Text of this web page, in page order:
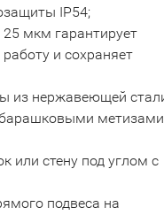
IP54;
мкм гарантирует
и сохраняет
из нержавеющей
или стену под углом с
подвеса на